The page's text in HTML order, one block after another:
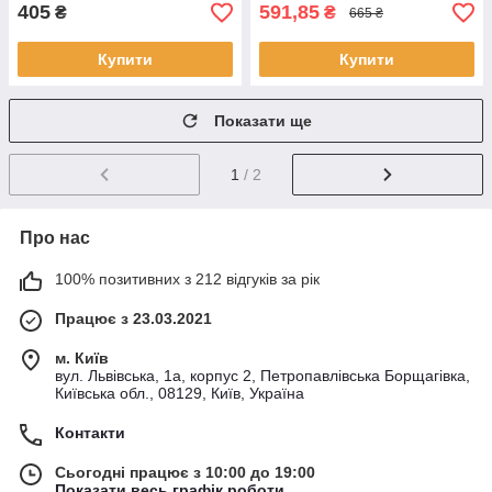
405 ₴
Купити
591,85 ₴ 665 ₴
Купити
Показати ще
1 / 2
Про нас
100% позитивних з 212 відгуків за рік
Працює з 23.03.2021
м. Київ
вул. Львівська, 1а, корпус 2, Петропавлівська Борщагівка,
Київська обл., 08129, Київ, Україна
Контакти
Сьогодні працює з 10:00 до 19:00